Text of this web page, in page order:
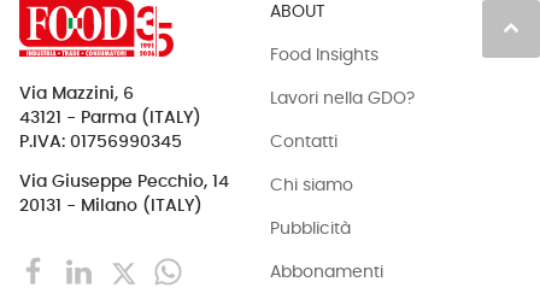
keyboard_arrow_up
Via Mazzini, 6
43121 - Parma (ITALY)
P.IVA: 01756990345
Via Giuseppe Pecchio, 14
20131 - Milano (ITALY)
ABOUT
Food Insights
Lavori nella GDO?
Contatti
Chi siamo
Pubblicità
Abbonamenti